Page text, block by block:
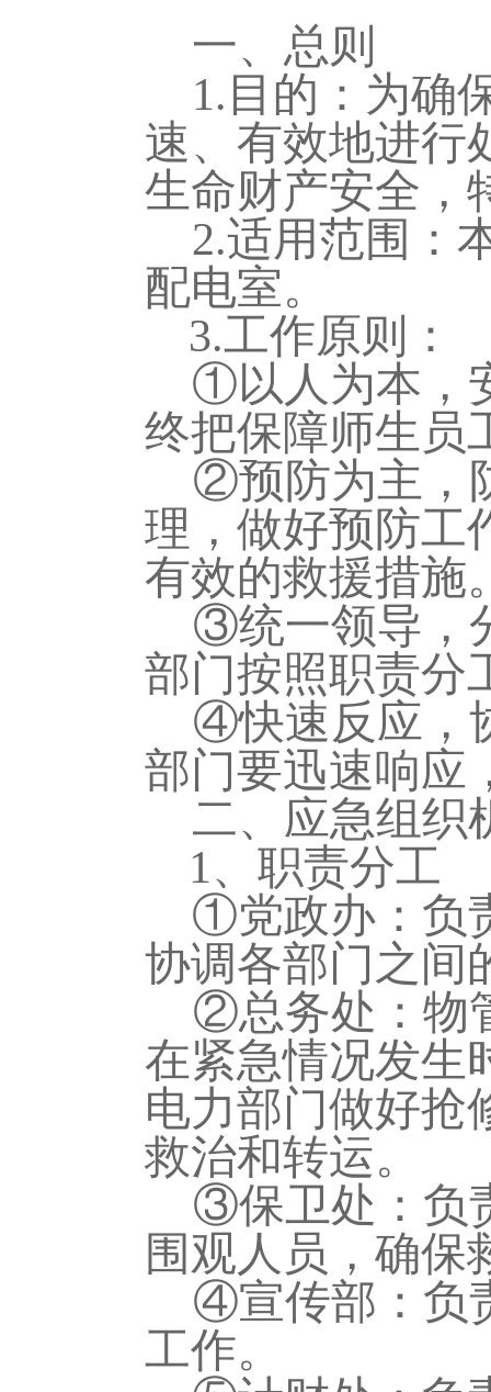
一、总则
1. 目的 ： 为确
速、有效地进行
生命财产安全，
2.适用范围 ：
配电室。
3.工作原则
：
①以人为本，
终把保障师生员
②预防为主，
理，做好预防工
有效的救援措施
③统一领导，
部门按照职责分
④快速反应，
部门要迅速响应
二、应急组织
1、 职责分工
①党政办 ：
协调各部门之间
②总务处 ： 物
在紧急情况发生
电力部门做好抢
救治和转运。
③保卫处 ：
围观人员，确保
④宣传部 ：
工作。